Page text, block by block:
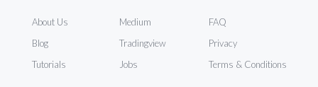
About Us
Blog
Tutorials
Medium
Tradingview
Jobs
FAQ
Privacy
Terms & Conditions